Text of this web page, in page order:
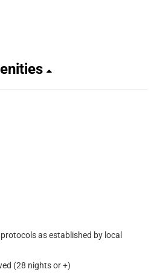
as established by local
(28 nights or +)